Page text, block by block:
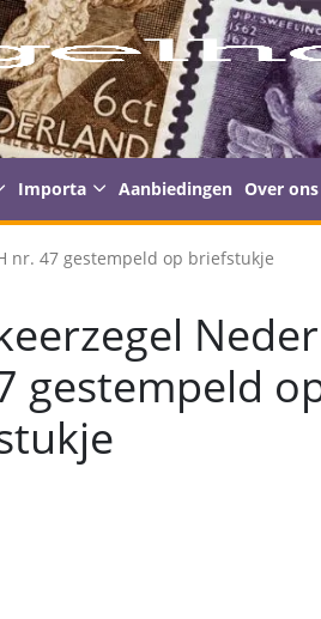
Importa Aanbiedingen Over ons
nr. 47 gestempeld op briefstukje
gestempeld